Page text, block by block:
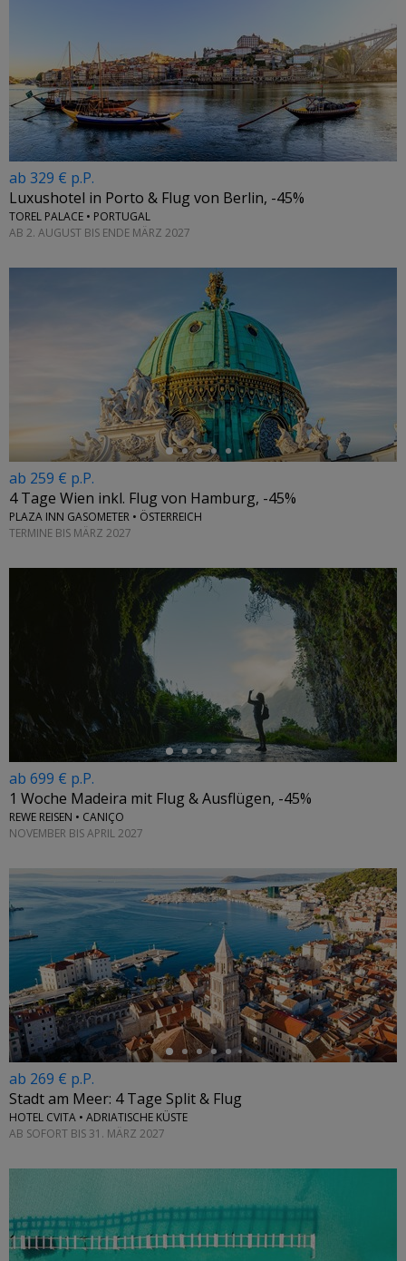
ab 329 € p.P.
Luxushotel in Porto & Flug von Berlin, -45%
TOREL PALACE • PORTUGAL
AB 2. AUGUST BIS ENDE MÄRZ 2027
ab 259 € p.P.
4 Tage Wien inkl. Flug von Hamburg, -45%
PLAZA INN GASOMETER • ÖSTERREICH
TERMINE BIS MÄRZ 2027
ab 699 € p.P.
1 Woche Madeira mit Flug & Ausflügen, -45%
REWE REISEN • CANIÇO
NOVEMBER BIS APRIL 2027
←
ab 269 € p.P.
Stadt am Meer: 4 Tage Split & Flug
HOTEL CVITA • ADRIATISCHE KÜSTE
AB SOFORT BIS 31. MÄRZ 2027